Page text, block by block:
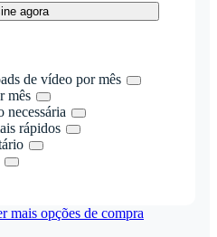
agora
de vídeo por mês
mês
necessária
rápidos
mais opções de compra